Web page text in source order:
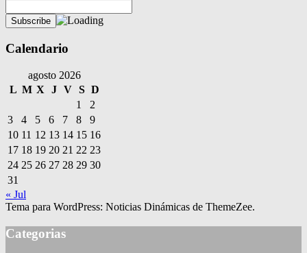
Calendario
agosto 2026
L M X J V S D
1
2
3
4 5 6 7 8
9
10 11 12 13 14 15 16
17 18 19 20 21 22 23
24 25 26 27 28 29 30
31
« Jul
Tema para WordPress: Noticias Dinámicas de ThemeZee.
Categorias